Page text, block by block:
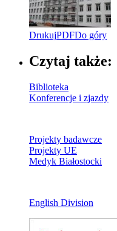
DrukujPDFDo góry
Czytaj także:
Biblioteka
Konferencje i zjazdy
Projekty badawcze
Projekty UE
Medyk Białostocki
English Division